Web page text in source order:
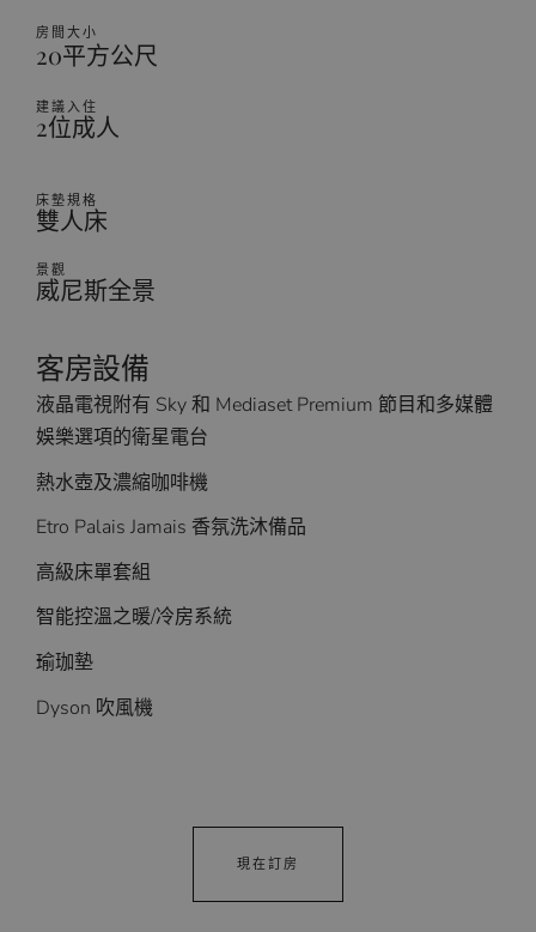
房間大小
20平方公尺
建議入住
2位成人
床墊規格
雙人床
景觀
威尼斯全景
客房設備
液晶電視附有 Sky 和​​ Mediaset Premium 節目和多媒體
娛樂選項的衛星電台
熱水壺及濃縮咖啡機
Etro Palais Jamais 香氛洗沐備品
高級床單套組
智能控溫之暖/冷房系統
瑜珈墊
Dyson 吹風機
現在訂房